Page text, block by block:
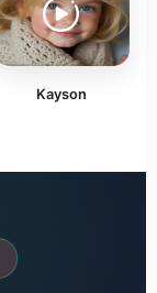
Kayson